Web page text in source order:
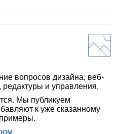
вопросов дизайна, веб-
редактуры и управления.
Мы публикуем
к уже сказанному